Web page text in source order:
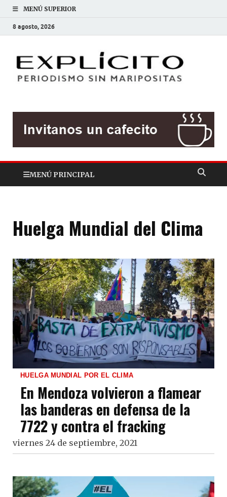
MENÚ SUPERIOR
8 agosto, 2026
MENÚ PRINCIPAL
Huelga Mundial del Clima
HUELGA MUNDIAL POR EL CLIMA
En Mendoza volvieron a flamear
las banderas en defensa de la
7722 y contra el fracking
viernes 24 de septiembre, 2021